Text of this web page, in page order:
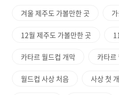
겨울 제주도 가볼만한 곳
12월 제주도 가볼만한 곳
카타르 월드컵 개막 카타르
월드컵 사상 처음 사상 첫